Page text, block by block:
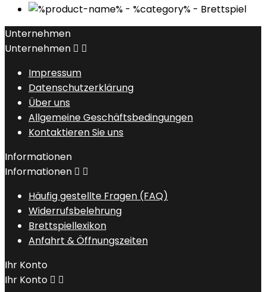
Unternehmen
Unternehmen  
Impressum
Datenschutzerklärung
Über uns
Allgemeine Geschäftsbedingungen
Kontaktieren Sie uns
Informationen
Informationen  
Häufig gestellte Fragen (FAQ)
Widerrufsbelehrung
Brettspiellexikon
Anfahrt & Öffnungszeiten
Ihr Konto
Ihr Konto  